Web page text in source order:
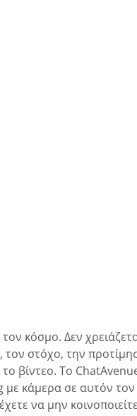
κόσμο. Δεν
τον στόχο, την
βίντεο. Το
κάμερα σε αυτόν
να μην